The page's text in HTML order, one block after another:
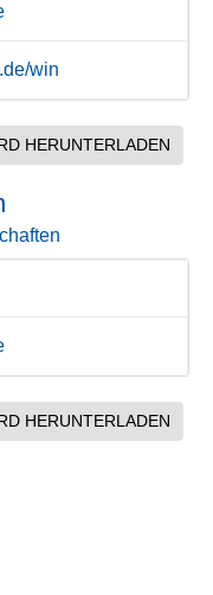
win
HERUNTERLADEN
HERUNTERLADEN